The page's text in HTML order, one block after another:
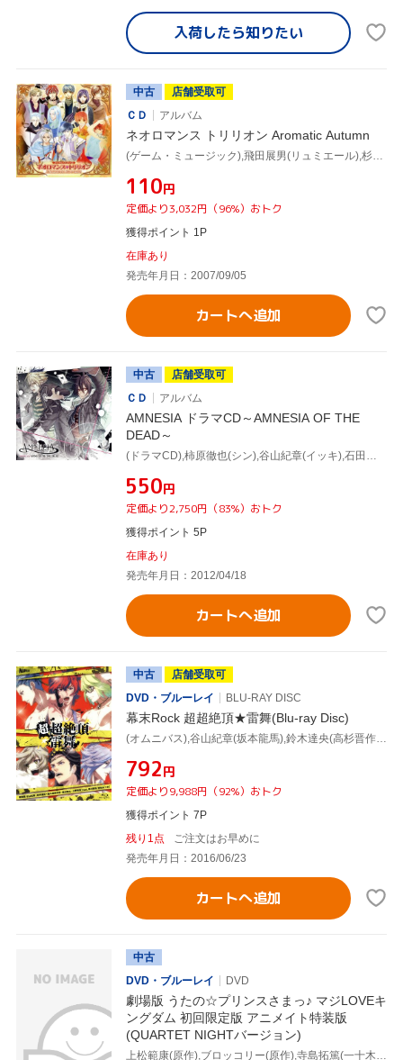
入荷したら知りたい
中古
店舗受取可
ＣＤ
アルバム
ネオロマンス トリリオン Aromatic Autumn
(ゲーム・ミュージック),飛田展男(リュミエール),杉田智和(フランシス),浪川大輔(ユーイ),森川智之(エルンスト),関智一(平勝真),宮田幸季(彰紋),谷山紀章(月森蓮)
¥110円
定価より3,032円（96%）おトク
獲得ポイント 1P
在庫あり
発売年月日：2007/09/05
カートへ追加
中古
店舗受取可
ＣＤ
アルバム
AMNESIA ドラマCD～AMNESIA OF THE
DEAD～
¥550円
定価より2,750円（83%）おトク
獲得ポイント 5P
在庫あり
発売年月日：2012/04/18
カートへ追加
中古
店舗受取可
DVD・ブルーレイ
BLU-RAY DISC
幕末Rock 超超絶頂★雷舞(Blu-ray Disc)
(オムニバス),谷山紀章(坂本龍馬),鈴木達央(高杉晋作),森久保祥太郎(桂小五郎),森川智之(土方歳三),小野賢章(沖田総司),斎賀みつき(徳川慶喜)
¥792円
定価より9,988円（92%）おトク
獲得ポイント 7P
残り1点
ご注文はお早めに
発売年月日：2016/06/23
カートへ追加
中古
DVD・ブルーレイ
DVD
劇場版 うたの☆プリンスさまっ♪ マジLOVEキ
ングダム 初回限定版 アニメイト特装版
(QUARTET NIGHTバージョン)